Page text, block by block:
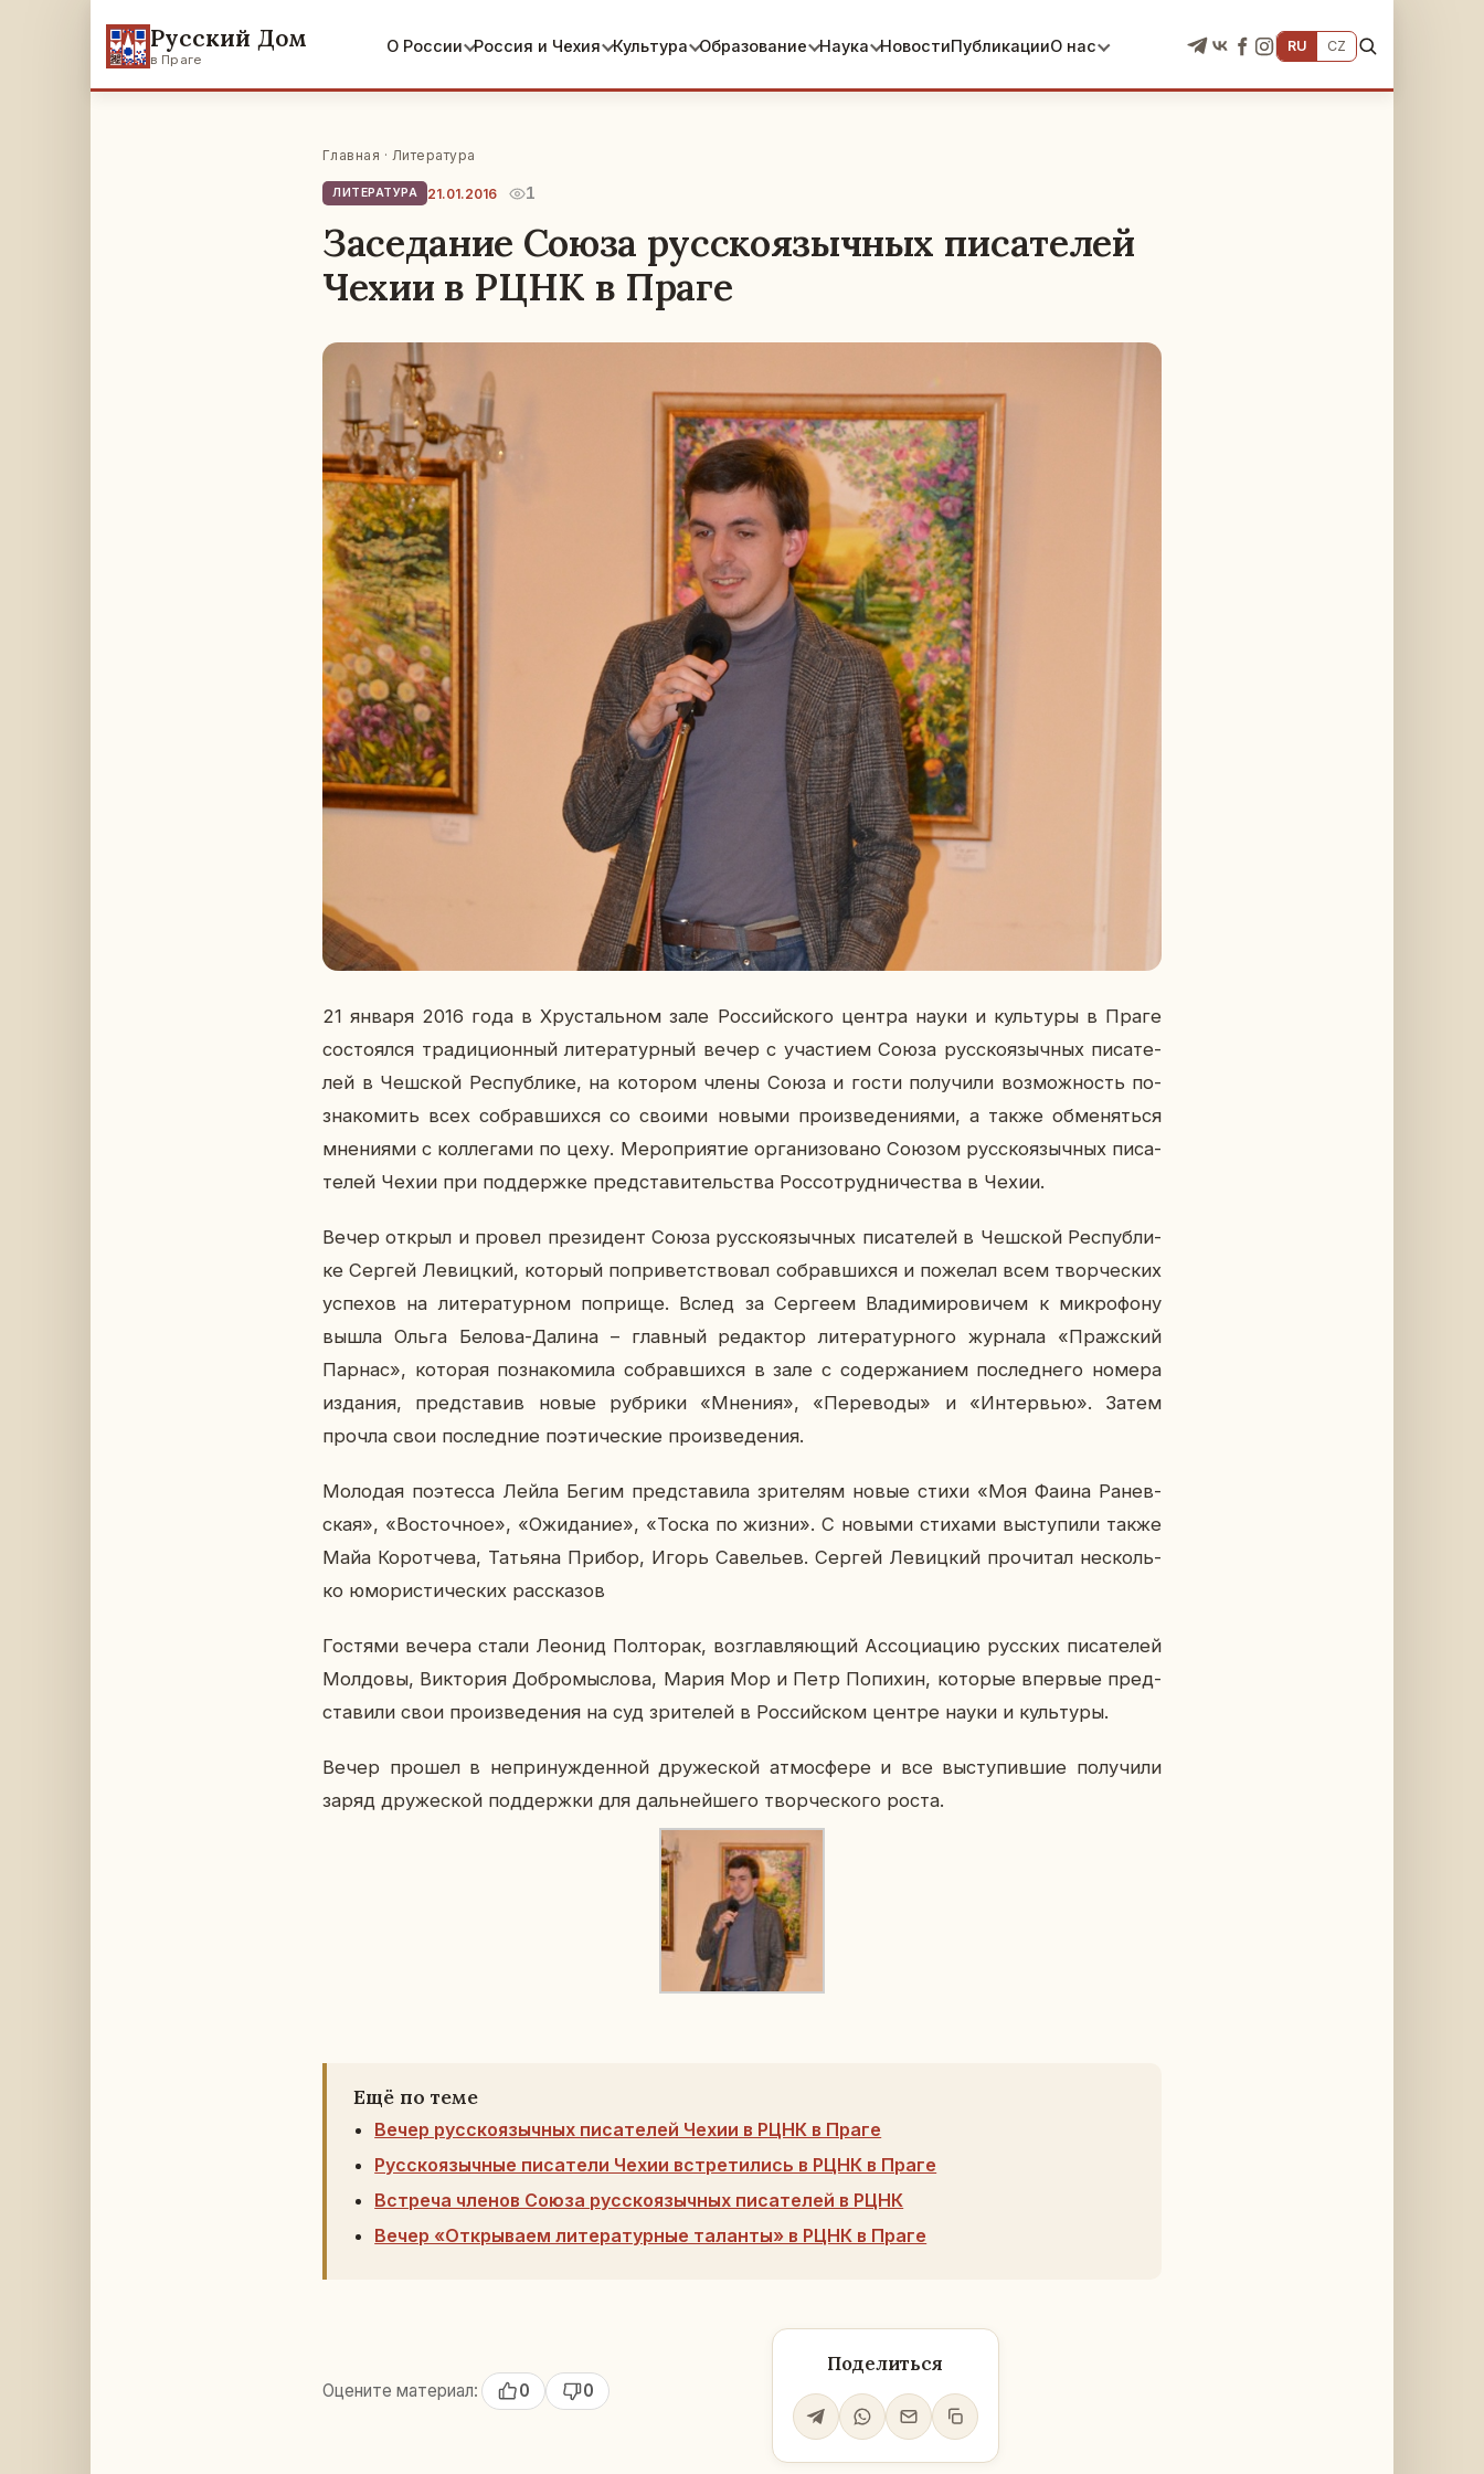
Русский Дом
в Праге
О России Россия и Чехия Культура Образование Наука НовостиПубликацииО нас RU CZ
Главная · Литература
ЛИТЕРАТУРА 21.01.2016 1
Заседание Союза русскоязычных писателей
Чехии в РЦНК в Праге
21 января 2016 года в Хру­сталь­ном зале Рос­сий­ско­го центра науки и куль­ту­ры в Праге
со­сто­ял­ся тра­ди­ци­он­ный ли­те­ра­тур­ный вечер с уча­сти­ем Союза рус­ско­языч­ных пи­са­те­
лей в Чеш­ской Рес­пуб­ли­ке, на ко­то­ром члены Союза и гости по­лу­чи­ли воз­мож­ность по­
зна­ко­мить всех со­брав­ших­ся со своими новыми про­из­ве­де­ни­я­ми, а также об­ме­нять­ся
мне­ни­я­ми с кол­ле­га­ми по цеху. Ме­ро­при­я­тие ор­га­ни­зо­ва­но Союзом рус­ско­языч­ных пи­са­
те­лей Чехии при под­держ­ке пред­ста­ви­тель­ства Рос­со­труд­ни­че­ства в Чехии.
Вечер открыл и провел пре­зи­дент Союза рус­ско­языч­ных пи­са­те­лей в Чеш­ской Рес­пуб­ли­
ке Сергей Ле­виц­кий, ко­то­рый по­при­вет­ство­вал со­брав­ших­ся и по­же­лал всем твор­че­ских
успе­хов на ли­те­ра­тур­ном по­при­ще. Вслед за Сер­ге­ем Вла­ди­ми­ро­ви­чем к мик­ро­фо­ну
вышла Ольга Белова-Далина – глав­ный ре­дак­тор ли­те­ра­тур­но­го жур­на­ла «Праж­ский
Парнас», ко­то­рая по­зна­ко­ми­ла со­брав­ших­ся в зале с со­дер­жа­ни­ем по­след­не­го номера
из­да­ния, пред­ста­вив новые руб­ри­ки «Мнения», «Пе­ре­во­ды» и «Ин­тер­вью». Затем
прочла свои по­след­ние по­э­ти­че­ские про­из­ве­де­ния.
Мо­ло­дая по­этес­са Лейла Бегим пред­ста­ви­ла зри­те­лям новые стихи «Моя Фаина Ра­нев­
ская», «Во­сточ­ное», «Ожи­да­ние», «Тоска по жизни». С новыми сти­ха­ми вы­сту­пи­ли также
Майа Ко­рот­че­ва, Та­тья­на Прибор, Игорь Са­ве­льев. Сергей Ле­виц­кий про­чи­тал несколь­
ко юмо­ри­сти­че­ских рас­ска­зов
Го­стя­ми вечера стали Леонид Пол­то­рак, воз­глав­ля­ю­щий Ас­со­ци­а­цию рус­ских пи­са­те­лей
Мол­до­вы, Вик­то­рия Доб­ро­мыс­ло­ва, Мария Мор и Петр По­пи­хин, ко­то­рые впер­вые пред­
ста­ви­ли свои про­из­ве­де­ния на суд зри­те­лей в Рос­сий­ском центре науки и куль­ту­ры.
Вечер прошел в непри­нуж­ден­ной дру­же­ской ат­мо­сфе­ре и все вы­сту­пив­шие по­лу­чи­ли
заряд дру­же­ской под­держ­ки для даль­ней­ше­го твор­че­ско­го роста.
Ещё по теме
Вечер русскоязычных писателей Чехии в РЦНК в Праге
Русскоязычные писатели Чехии встретились в РЦНК в Праге
Встреча членов Союза русскоязычных писателей в РЦНК
Вечер «Открываем литературные таланты» в РЦНК в Праге
Оцените материал: 0 0
Поделиться